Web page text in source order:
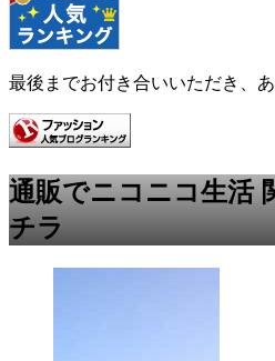
最後までお付き合いいただき、
通販でニコニコ生活
チラ